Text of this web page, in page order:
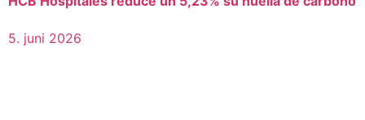
5. juni 2026